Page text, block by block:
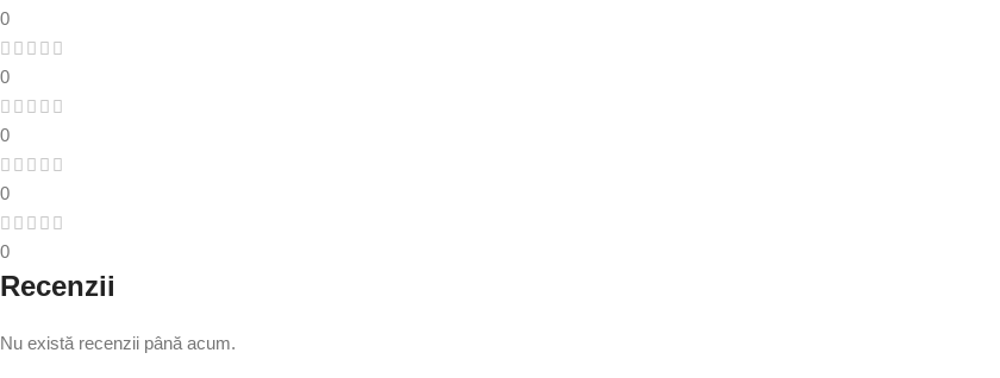
0
0
0
0
0
Recenzii
Nu există recenzii până acum.